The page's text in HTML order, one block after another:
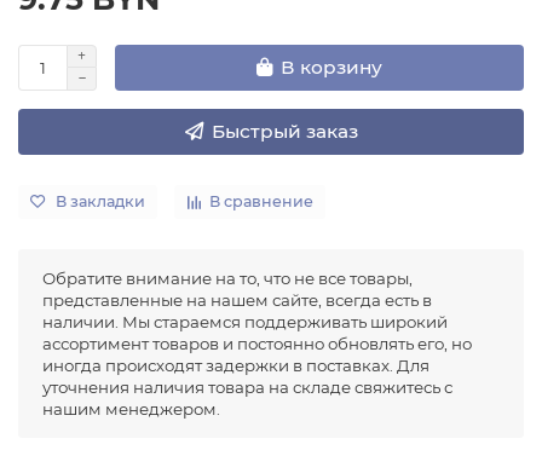
В корзину
Быстрый заказ
В закладки В сравнение
Обратите внимание на то, что не все товары,
представленные на нашем сайте, всегда есть в
наличии. Мы стараемся поддерживать широкий
ассортимент товаров и постоянно обновлять его, но
иногда происходят задержки в поставках. Для
уточнения наличия товара на складе свяжитесь с
нашим менеджером.